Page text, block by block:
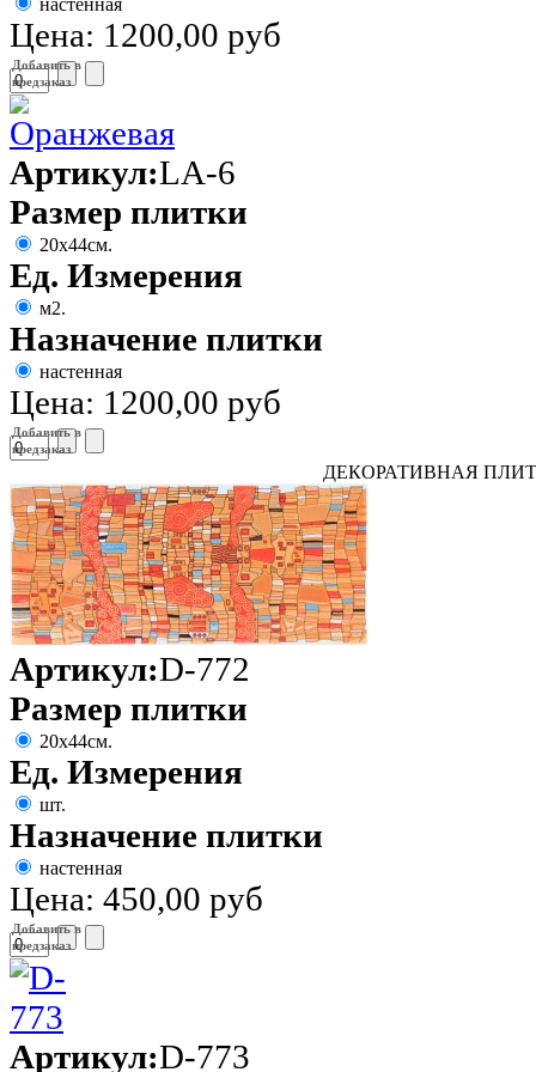
Цена: 1200,00 руб
Добавить в
предзаказ
Артикул:LA-6
Размер плитки
20х44см.
Ед. Измерения
м2.
Назначение плитки
настенная
Цена: 1200,00 руб
Добавить в
предзаказ
ДЕКОРАТИВНАЯ
Артикул:D-772
Размер плитки
20х44см.
Ед. Измерения
шт.
Назначение плитки
настенная
Цена: 450,00 руб
Добавить в
предзаказ
Артикул:D-773